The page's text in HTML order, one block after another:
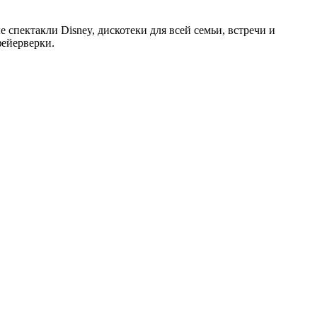
Disney, дискотеки для всей семьи, встречи и